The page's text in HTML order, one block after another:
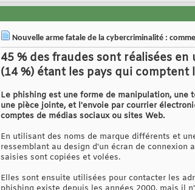
Nouvelle arme fatale de la cybercriminalité :
45 % des fraudes sont réalisées
(14 %) étant les pays qui
Le phishing est une forme de manipulation,
une pièce jointe, et l'envoie par courrier
comptes de médias sociaux ou sites Web.
En utilisant des noms de marque différents et
ressemblant au design d'un écran de connexion
saisies sont copiées et volées.
Elles sont ensuite utilisées pour contacter les